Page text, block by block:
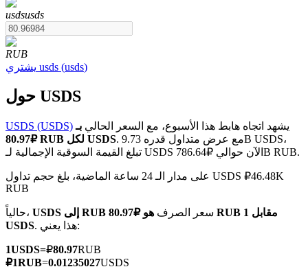
العقود الآجلة لـ COIN-M
العقود الآجلة للعملات المشفرة
TradFi
مشتقات الأسهم والعملات الأجنبية والمعادن الثمينة والسلع
usdsusds
RUB
يشتري usds (usds)
حول USDS
USDS (USDS) يشهد اتجاه هابط هذا الأسبوع، مع السعر الحالي بـ
₽80.97 RUB لكل USDS. مع عرض متداول قدره 9.73B USDS،
تبلغ القيمة السوقية الإجمالية لـ USDS الآن حوالي ₽786.64B RUB.
على مدار الـ 24 ساعة الماضية، بلغ حجم تداول USDS ₽46.48K
RUB
حالياً، USDS إلى RUB سعر الصرف
هو ₽80.97 RUB مقابل 1
USDS
. هذا يعني:
1USDS=₽80.97RUB
₽1RUB=0.01235027USDS